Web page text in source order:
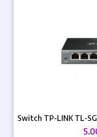
Switch TP-LINK TL-